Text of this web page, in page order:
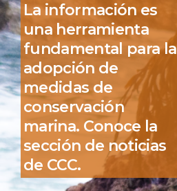
La información es
una herramienta
fundamental para la
adopción de
medidas de
conservación
marina. Conoce la
sección de noticias
de CCC.